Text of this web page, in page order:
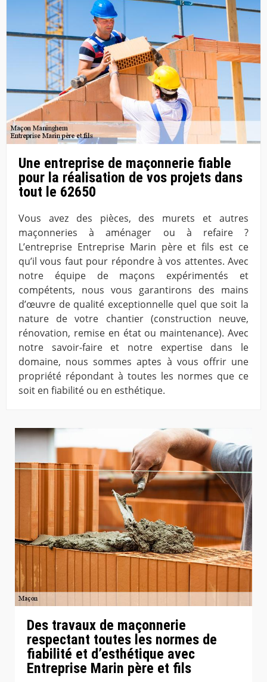
Une entreprise de maçonnerie fiable
pour la réalisation de vos projets dans
tout le 62650
Vous avez des pièces, des murets et autres
maçonneries à aménager ou à refaire ?
L’entreprise Entreprise Marin père et fils est ce
qu’il vous faut pour répondre à vos attentes. Avec
notre équipe de maçons expérimentés et
compétents, nous vous garantirons des mains
d’œuvre de qualité exceptionnelle quel que soit la
nature de votre chantier (construction neuve,
rénovation, remise en état ou maintenance). Avec
notre savoir-faire et notre expertise dans le
domaine, nous sommes aptes à vous offrir une
propriété répondant à toutes les normes que ce
soit en fiabilité ou en esthétique.
Des travaux de maçonnerie
respectant toutes les normes de
fiabilité et d’esthétique avec
Entreprise Marin père et fils